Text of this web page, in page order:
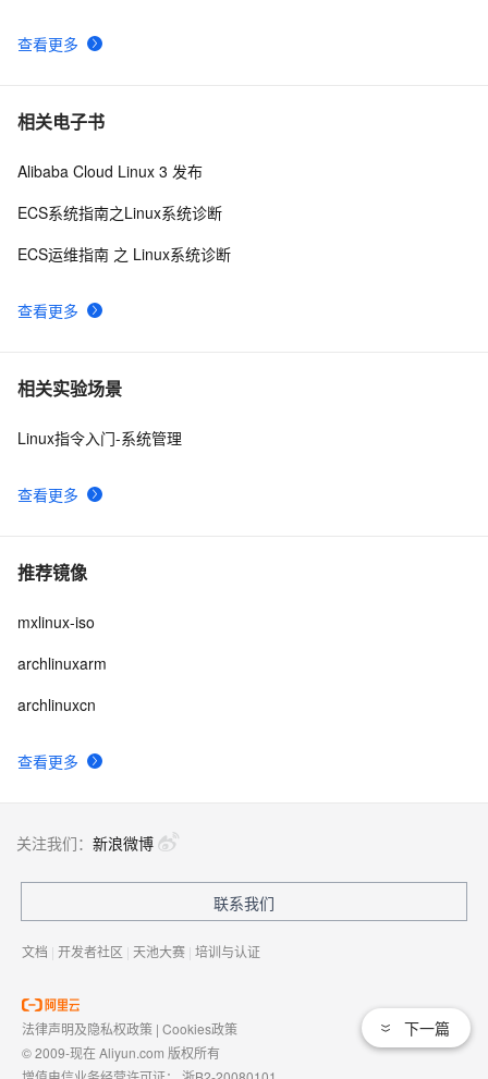
查看更多
相关电子书
查看更多
Alibaba Cloud Linux 3 发布
ECS系统指南之Linux系统诊断
ECS运维指南 之 Linux系统诊断
相关实验场景
查看更多
Linux指令入门-系统管理
推荐镜像
查看更多
mxlinux-iso
archlinuxarm
archlinuxcn
下一篇
关注我们： 新浪微博
联系我们
文档 | 开发者社区 | 天池大赛 | 培训与认证
法律声明及隐私权政策 | Cookies政策
© 2009-现在 Aliyun.com 版权所有